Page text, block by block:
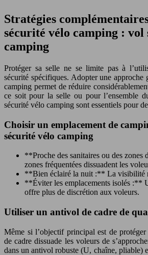
Stratégies
sécurité vélo camping : vol
camping
Protéger sa selle ne se limite pas à
sécurité spécifiques. Adopter une approche
camping permet de réduire
ce soit pour la selle ou pour l’ensemble
sécurité vélo camping sont essentiels pour
Choisir un emplacement de
sécurité vélo camping
**Proche des sanitaires ou des zones
zones fréquentées dissuadent les
**Bien éclairé la nuit :** La visibilité
**Éviter les emplacements isolés :**
offre plus de discrétion aux voleurs.
Utiliser un antivol de cadre de
Même si l’objectif principal est de
de cadre dissuade les voleurs de
dans un antivol robuste (U, chaîne, pliable)